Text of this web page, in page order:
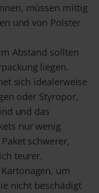
müssen mittig
und von Polster
Abstand sollten
liegen.
sich idealerweise
oder Styropor,
und das
nur wenig
schwerer,
teurer.
um
nicht beschädigt